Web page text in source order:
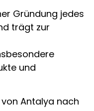
Gründung jedes
trägt zur
und
von Antalya nach